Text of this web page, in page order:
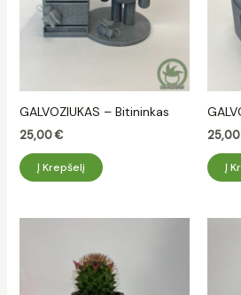
GALVOZIUKAS – Bitininkas
25,00€
Į Krepšelį Į